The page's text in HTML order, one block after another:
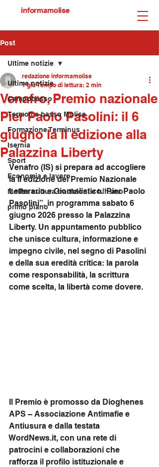
informamolise
Post
Ultime notizie
Campobasso
Termoli e basso Molise
Formazione Terminus
Isernia
Sport
Economia e lavoro
Molise cultura tradizioni e turismo
primo piano
Ultime notizie
Venafro, Premio nazionale
Pier Paolo Pasolini: il 6
giugno la II edizione alla
Palazzina Liberty
redazione informamolise
1 giu Tempo di lettura: 2 min
Venafro (IS) si prepara ad accogliere
la II edizione del Premio Nazionale
Letterario e Giornalistico “Pier Paolo
Pasolini”, in programma sabato 6
giugno 2026 presso la Palazzina
Liberty. Un appuntamento pubblico
che unisce cultura, informazione e
impegno civile, nel segno di Pasolini
e della sua eredità critica: la parola
come responsabilità, la scrittura
come scelta, la libertà come dovere.
Il Premio è promosso da Dioghenes
APS – Associazione Antimafie e
Antiusura e dalla testata
WordNews.it, con una rete di
patrocini e collaborazioni che
rafforza il profilo istituzionale e